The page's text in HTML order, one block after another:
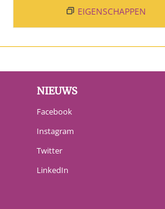
EIGENSCHAPPEN
NIEUWS
Facebook
Instagram
Twitter
LinkedIn